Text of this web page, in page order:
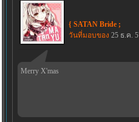
{ SATAN Bride ;
วันที่มอบของ 25 ธ.ค.
Merry X'mas